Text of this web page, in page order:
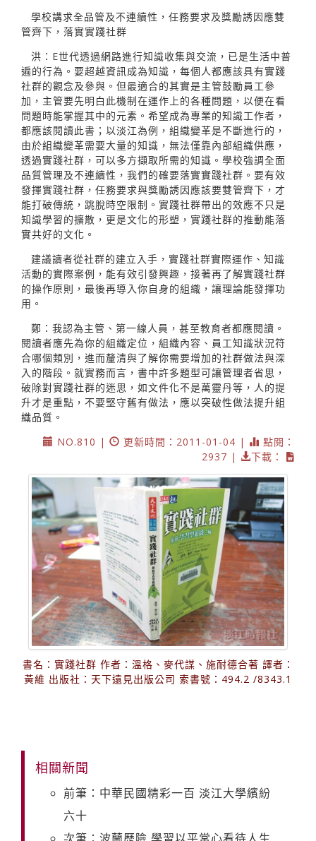
學校講求全品管及不連續性，任務要求及獎勵誘因應雙
管齊下，落實實踐社群
洪：E世代透過網路進行知識收集與交流，已是生活中普
遍的行為。要超越資訊成為知識，每個人都應該具有實踐
社群的觀念及參與。但最適合的其實是主管鼓勵員工參
加，主管要先明白此機制在運作上的各種問題，以便在看
問題時能掌握其中的元素。希望成為專業的知識工作者，
都應該閱讀此書；以淡江為例，組織變革是不斷進行的，
由於組織變革需要大量的知識，無法僅靠內部組織供應，
透過實踐社群，可以多方擷取所需的知識。學校強調全面
品質管理及不連續性，我們的確要落實實踐社群。要有效
發揮實踐社群，任務要求與獎勵誘因應該要雙管齊下，才
能打破傳統，跳脫時空限制。實踐社群帶出的效應不只是
知識學習的擴散，更是文化的形塑，實踐社群的推動能落
實共好的文化。
建議讀者從社群的建立入手，實踐社群實際運作、知識
活動的實際案例，能有效引發興趣，接著再了解實踐社群
的操作原則，最後再導入你自身的組織，讓理論能發揮功
用。
鄭：我認為主管、第一線人員，甚至教育者都應閱讀。
閱讀者應先為你的組織定位，組織內容、員工知識狀況符
合哪個類別，進而釐清與了解你需要增加的社群做法與深
入的階段。就實務而言，書中許多題型可讓管理者省思，
破除對實踐社群的迷思，如文件化不是萬靈丹等，人的提
升才是重點，不要堅守舊有做法，應以突破性做法提升組
織品質。
NO.810 |
更新時間：2011-01-04 |
點閱：
2937 |
下載：
書名：實踐社群 作者：溫格、麥代謀、施耐德合著 譯者：
黃維 出版社：天下遠見出版公司 索書號：494.2 /8343.1
相關新聞
前筆：中華民國精彩一百 淡江大學繽紛
六十